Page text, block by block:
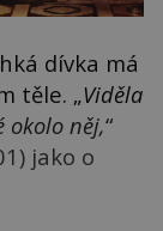
dívka má
těle. „Viděla
okolo něj,“
jako o